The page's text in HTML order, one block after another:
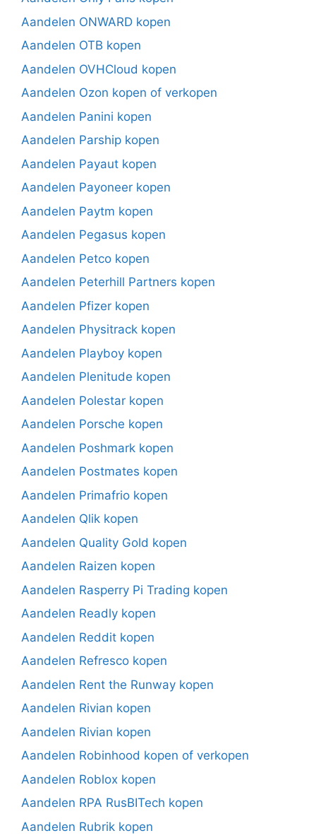
Aandelen ONWARD kopen
Aandelen OTB kopen
Aandelen OVHCloud kopen
Aandelen Ozon kopen of verkopen
Aandelen Panini kopen
Aandelen Parship kopen
Aandelen Payaut kopen
Aandelen Payoneer kopen
Aandelen Paytm kopen
Aandelen Pegasus kopen
Aandelen Petco kopen
Aandelen Peterhill Partners kopen
Aandelen Pfizer kopen
Aandelen Physitrack kopen
Aandelen Playboy kopen
Aandelen Plenitude kopen
Aandelen Polestar kopen
Aandelen Porsche kopen
Aandelen Poshmark kopen
Aandelen Postmates kopen
Aandelen Primafrio kopen
Aandelen Qlik kopen
Aandelen Quality Gold kopen
Aandelen Raizen kopen
Aandelen Rasperry Pi Trading kopen
Aandelen Readly kopen
Aandelen Reddit kopen
Aandelen Refresco kopen
Aandelen Rent the Runway kopen
Aandelen Rivian kopen
Aandelen Rivian kopen
Aandelen Robinhood kopen of verkopen
Aandelen Roblox kopen
Aandelen RPA RusBITech kopen
Aandelen Rubrik kopen